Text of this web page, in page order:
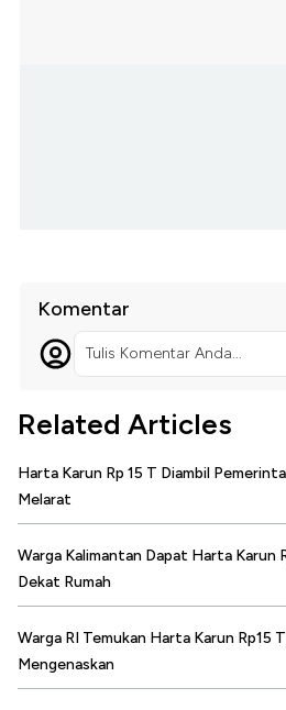
Komentar
Tulis Komentar Anda...
Related Articles
Harta Karun Rp 15 T Diambil
Melarat
Warga Kalimantan Dapat Harta Karun
Dekat Rumah
Warga RI Temukan Harta Karun Rp15
Mengenaskan